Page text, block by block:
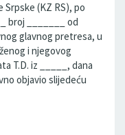
Srpske (KZ RS), po
broj _______ od
glavnog pretresa, u
i njegovog
T.D. iz _____, dana
objavio slijedeću